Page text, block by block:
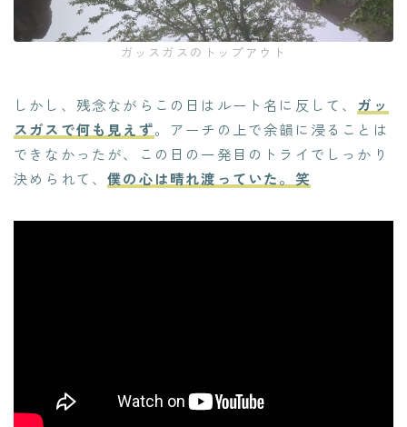
ガッスガスのトップアウト
しかし、残念ながらこの日はルート名に反して、 ガッ
スガスで何も見えず。アーチの上で余韻に浸ることは
できなかったが、この日の一発目のトライでしっかり
決められて、僕の心は晴れ渡っていた。笑